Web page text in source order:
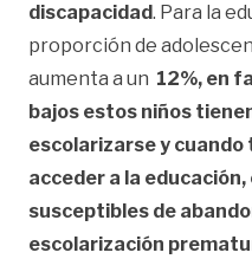
discapacidad. Para la
proporción de
aumenta a un 12%, en
bajos estos niños
escolarizarse y cuando
acceder a la
susceptibles de
escolarización